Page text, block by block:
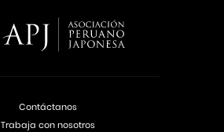
Contáctanos
Trabaja con nosotros